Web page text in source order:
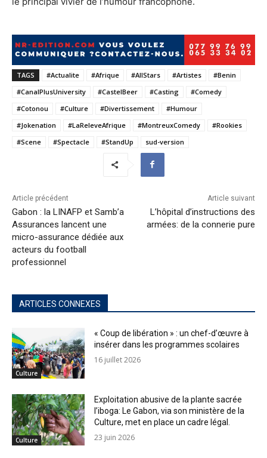
TAGS #Actualite #Afrique #AllStars #Artistes
#Benin
#CanalPlusUniversity
#CastelBeer #Casting
#Comedy
#Cotonou
#Culture #Divertissement
#Humour
#Jokenation
#LaReleveAfrique #MontreuxComedy
#Rookies
#Scene
#Spectacle #StandUp sud-version
Article précédent
Gabon : la LINAFP et Samb’a
Assurances lancent une
micro-assurance dédiée aux
acteurs du football
professionnel
Article suivant
L’hôpital d’instructions des
armées: de la connerie pure
ARTICLES CONNEXES
Culture
« Coup de libération » : un chef-d’œuvre à
insérer dans les programmes scolaires
16 juillet 2026
Culture
Exploitation abusive de la plante sacrée
l’iboga: Le Gabon, via son ministère de la
Culture, met en place un cadre légal.
23 juin 2026